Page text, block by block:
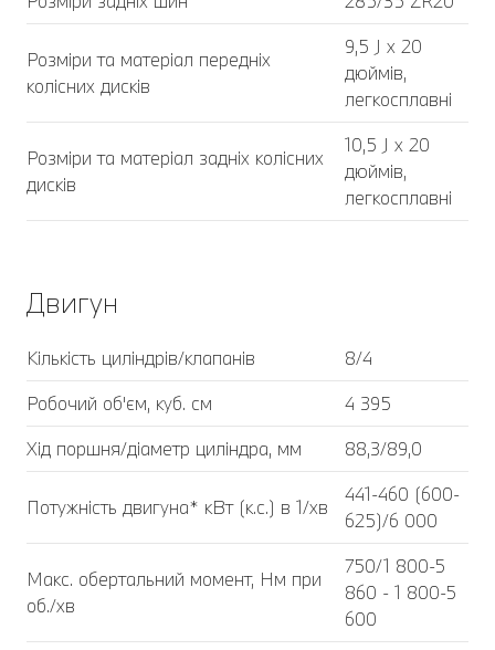
Розміри та матеріал передніх
колісних дисків
9,5 J x 20
дюймів,
легкосплавні
Розміри та матеріал задніх колісних
дисків
10,5 J x 20
дюймів,
легкосплавні
Двигун
Кількість циліндрів/клапанів
8/4
Робочий об'єм, куб. cм
4 395
Хід поршня/діаметр циліндра, мм
88,3/89,0
Потужність двигуна* кВт (к.с.) в 1/хв
441-460 (600-
625)/6 000
Макс. обертальний момент, Нм при
об./хв
750/1 800-5
860 - 1 800-5
600